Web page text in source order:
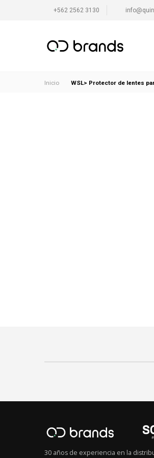
+562 2562 3130
Inicio WSL> Protector de lentes
30 años de experiencia en la